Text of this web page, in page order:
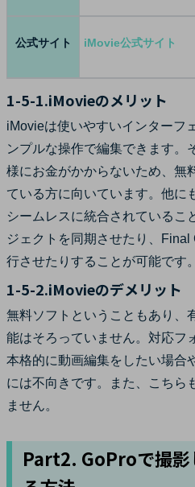
公式サイト iMovie公式サイト
1-5-1.iMovieのメリット
iMovieは使いやすいインターフ
ンプルな操作で編集できます。
様にお金がかからないため、無
ている方に向いています。他に
シームレスに統合されているこ
ジェクトを同期させたり、
行させたりすることが可能です。
1-5-2.iMovieのデメリット
無料ソフトということもあり、
能はそろっていません。対応フ
本格的に動画編集をしたい場合
には不向きです。また、こちら
ません。
Part2. GoProで撮影